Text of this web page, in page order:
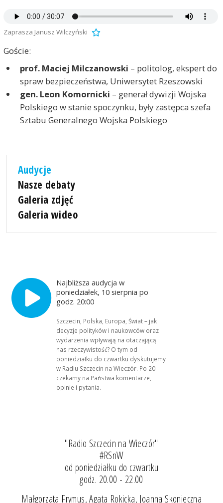
Zaprasza Janusz Wilczyński
Goście:
prof. Maciej Milczanowski – politolog, ekspert do
spraw bezpieczeństwa, Uniwersytet Rzeszowski
gen. Leon Komornicki – generał dywizji Wojska
Polskiego w stanie spoczynku, były zastępca szefa
Sztabu Generalnego Wojska Polskiego
Audycje
Nasze debaty
Galeria zdjęć
Galeria wideo
Najbliższa audycja w
poniedziałek, 10 sierpnia po
godz. 20:00
Szczecin, Polska, Europa, Świat – jak
decyzje polityków i naukowców oraz
wydarzenia wpływają na otaczającą
nas rzeczywistość? O tym od
poniedziałku do czwartku dyskutujemy
w Radiu Szczecin na Wieczór. Po 20
czekamy na Państwa komentarze,
opinie i pytania.
"Radio Szczecin na Wieczór"
#RSnW
od poniedziałku do czwartku
godz. 20.00 - 22.00
Małgorzata Frymus, Agata Rokicka, Joanna Skonieczna